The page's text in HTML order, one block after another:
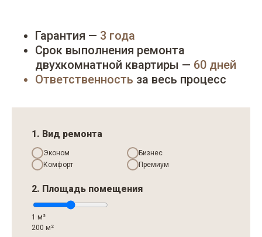
Гарантия — 3 года
Срок выполнения ремонта
двухкомнатной квартиры — 60 дней
Ответственность за весь процесс
1. Вид ремонта
Эконом
Бизнес
Комфорт
Премиум
2. Площадь помещения
1 м²
200 м²